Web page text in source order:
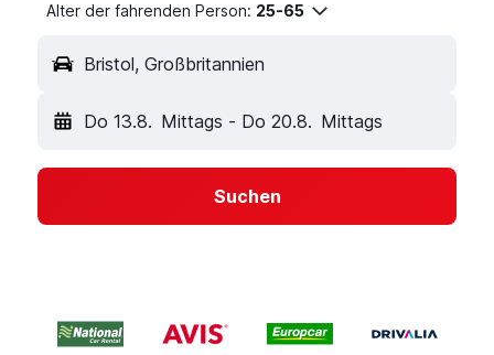
Alter der fahrenden Person: 25-65
Bristol, Großbritannien
Do 13.8. Mittags - Do 20.8. Mittags
Suchen